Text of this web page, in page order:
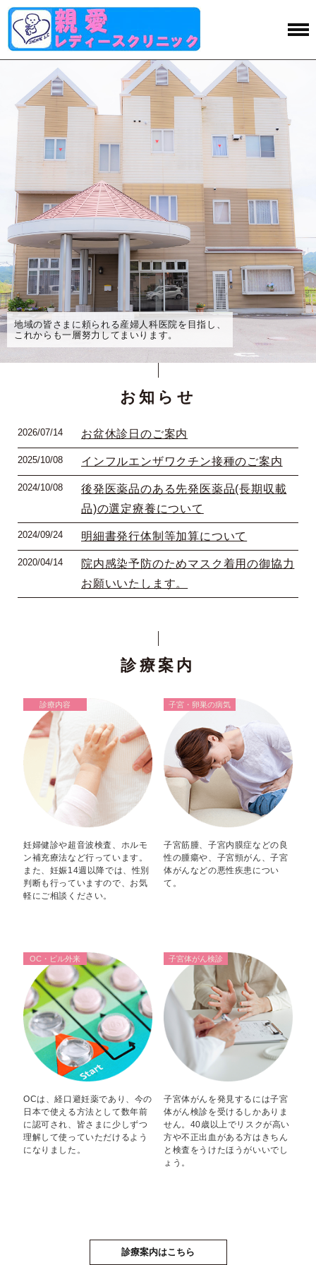
地域の皆さまに頼られる産婦人科医院を目指し、
これからも一層努力してまいります。
お知らせ
2026/07/14 お盆休診日のご案内
2025/10/08 インフルエンザワクチン接種のご案内
2024/10/08
後発医薬品のある先発医薬品(長期収載
品)の選定療養について
2024/09/24 明細書発行体制等加算について
2020/04/14
院内感染予防のためマスク着用の御協力
お願いいたします。
診療案内
診療内容
妊婦健診や超音波検査、ホルモ
ン補充療法など行っています。
また、妊娠14週以降では、性別
判断も行っていますので、お気
軽にご相談ください。
OC・ピル外来
OCは、経口避妊薬であり、今の
日本で使える方法として数年前
に認可され、皆さまに少しずつ
理解して使っていただけるよう
になりました。
子宮・卵巣の病気
子宮筋腫、子宮内膜症などの良
性の腫瘍や、子宮頸がん、子宮
体がんなどの悪性疾患につい
て。
子宮体がん検診
子宮体がんを発見するには子宮
体がん検診を受けるしかありま
せん。40歳以上でリスクが高い
方や不正出血がある方はきちん
と検査をうけたほうがいいでし
ょう。
診療案内はこちら